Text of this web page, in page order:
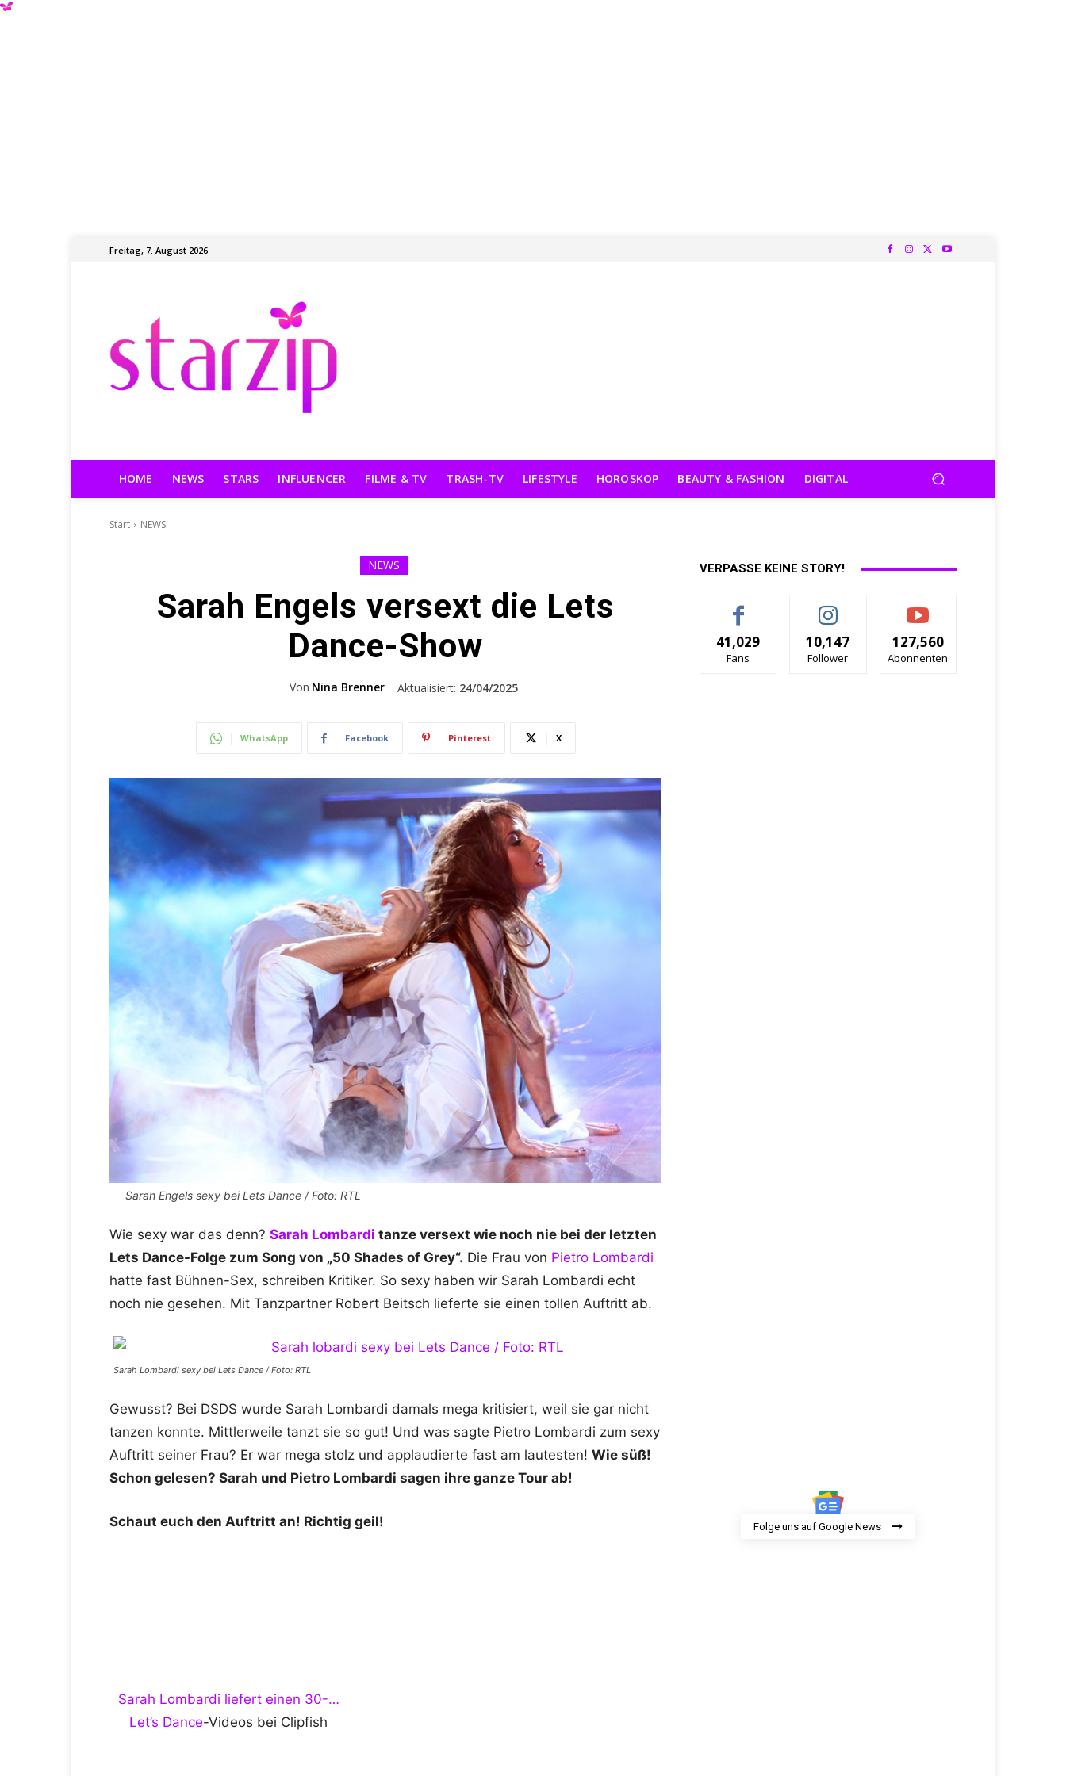
Freitag, 7. August 2026
HOME NEWS STARS INFLUENCER FILME & TV TRASH-TV LIFESTYLE HOROSKOP BEAUTY & FASHION DIGITAL
Start NEWS
NEWS
Sarah Engels versext die Lets
Dance-Show
Von Nina Brenner Aktualisiert: 24/04/2025
WhatsApp Facebook Pinterest X
Sarah Engels sexy bei Lets Dance / Foto: RTL
Wie sexy war das denn? Sarah Lombardi tanze versext wie noch nie bei der letzten
Lets Dance-Folge zum Song von „50 Shades of Grey“. Die Frau von Pietro Lombardi
hatte fast Bühnen-Sex, schreiben Kritiker. So sexy haben wir Sarah Lombardi echt
noch nie gesehen. Mit Tanzpartner Robert Beitsch lieferte sie einen tollen Auftritt ab.
Sarah Lombardi sexy bei Lets Dance / Foto: RTL
Gewusst? Bei DSDS wurde Sarah Lombardi damals mega kritisiert, weil sie gar nicht
tanzen konnte. Mittlerweile tanzt sie so gut! Und was sagte Pietro Lombardi zum sexy
Auftritt seiner Frau? Er war mega stolz und applaudierte fast am lautesten! Wie süß!
Schon gelesen? Sarah und Pietro Lombardi sagen ihre ganze Tour ab!
Schaut euch den Auftritt an! Richtig geil!
Sarah Lombardi liefert einen 30-…
Let’s Dance-Videos bei Clipfish
VERPASSE KEINE STORY!
41,029
Fans
10,147
Follower
127,560
Abonnenten
Folge uns auf Google News